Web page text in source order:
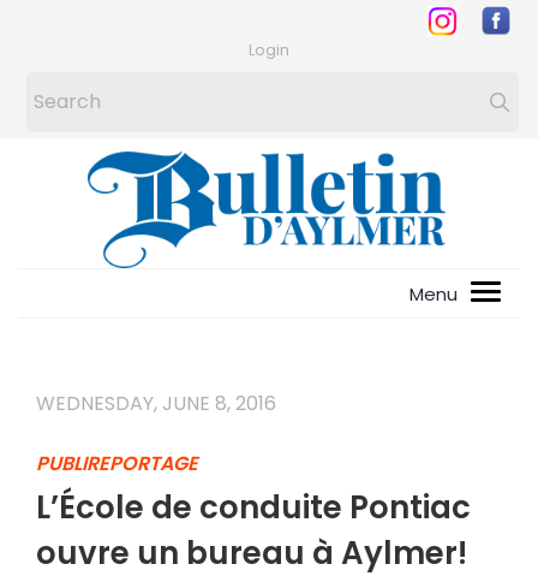
Login
WEDNESDAY, JUNE 8, 2016
PUBLIREPORTAGE
L’École de conduite Pontiac
ouvre un bureau à Aylmer!